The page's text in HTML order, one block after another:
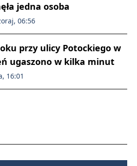
jedna osoba
06:56
przy ulicy Potockiego w
ugaszono w kilka minut
16:01